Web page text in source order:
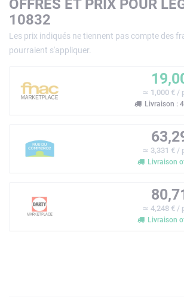
OFFRES ET PRIX POUR
10832
Les prix indiqués ne tiennent pas compte des
pourraient s'appliquer.
≃ 1,000 € /
Livraison :
≃ 3,331 € /
Livraison
≃ 4,248 € /
Livraison